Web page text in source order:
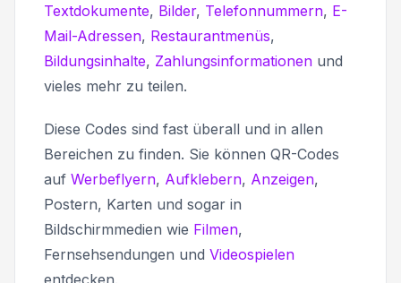
Textdokumente, Bilder, Telefonnummern, E-
Mail-Adressen, Restaurantmenüs,
Bildungsinhalte, Zahlungsinformationen und
vieles mehr zu teilen.
Diese Codes sind fast überall und in allen
Bereichen zu finden. Sie können QR-Codes
auf Werbeflyern, Aufklebern, Anzeigen,
Postern, Karten und sogar in
Bildschirmmedien wie Filmen,
Fernsehsendungen und Videospielen
entdecken.